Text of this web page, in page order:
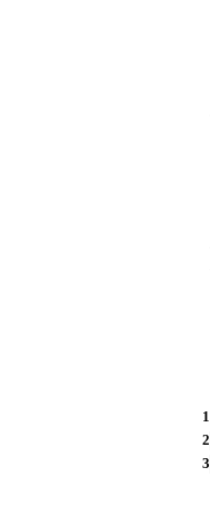
1
2
3